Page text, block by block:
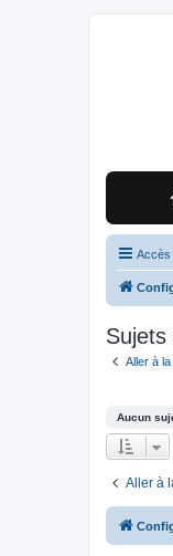
Accès
Sujets
Aller à
Aucun
Aller à